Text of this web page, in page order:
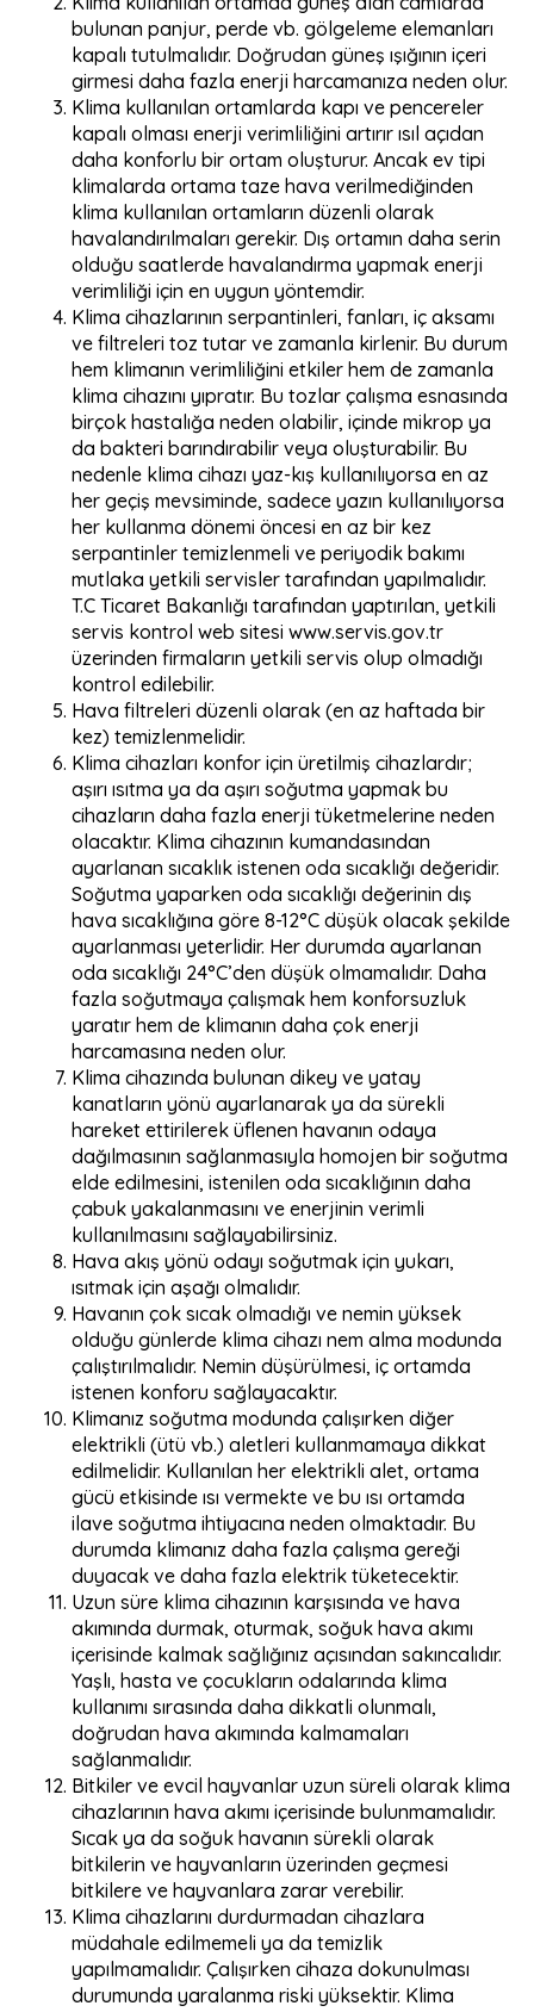
bulunan panjur, perde vb. gölgeleme elemanları
kapalı tutulmalıdır. Doğrudan güneş ışığının içeri
girmesi daha fazla enerji harcamanıza neden olur.
Klima kullanılan ortamlarda kapı ve pencereler
kapalı olması enerji verimliliğini artırır ısıl açıdan
daha konforlu bir ortam oluşturur. Ancak ev tipi
klimalarda ortama taze hava verilmediğinden
klima kullanılan ortamların düzenli olarak
havalandırılmaları gerekir. Dış ortamın daha serin
olduğu saatlerde havalandırma yapmak enerji
verimliliği için en uygun yöntemdir.
Klima cihazlarının serpantinleri, fanları, iç aksamı
ve filtreleri toz tutar ve zamanla kirlenir. Bu durum
hem klimanın verimliliğini etkiler hem de zamanla
klima cihazını yıpratır. Bu tozlar çalışma esnasında
birçok hastalığa neden olabilir, içinde mikrop ya
da bakteri barındırabilir veya oluşturabilir. Bu
nedenle klima cihazı yaz-kış kullanılıyorsa en az
her geçiş mevsiminde, sadece yazın kullanılıyorsa
her kullanma dönemi öncesi en az bir kez
serpantinler temizlenmeli ve periyodik bakımı
mutlaka yetkili servisler tarafından yapılmalıdır.
T.C Ticaret Bakanlığı tarafından yaptırılan, yetkili
servis kontrol web sitesi www.servis.gov.tr
üzerinden firmaların yetkili servis olup olmadığı
kontrol edilebilir.
Hava filtreleri düzenli olarak (en az haftada bir
kez) temizlenmelidir.
Klima cihazları konfor için üretilmiş cihazlardır;
aşırı ısıtma ya da aşırı soğutma yapmak bu
cihazların daha fazla enerji tüketmelerine neden
olacaktır. Klima cihazının kumandasından
ayarlanan sıcaklık istenen oda sıcaklığı değeridir.
Soğutma yaparken oda sıcaklığı değerinin dış
hava sıcaklığına göre 8-12°C düşük olacak şekilde
ayarlanması yeterlidir. Her durumda ayarlanan
oda sıcaklığı 24°C’den düşük olmamalıdır. Daha
fazla soğutmaya çalışmak hem konforsuzluk
yaratır hem de klimanın daha çok enerji
harcamasına neden olur.
Klima cihazında bulunan dikey ve yatay
kanatların yönü ayarlanarak ya da sürekli
hareket ettirilerek üflenen havanın odaya
dağılmasının sağlanmasıyla homojen bir soğutma
elde edilmesini, istenilen oda sıcaklığının daha
çabuk yakalanmasını ve enerjinin verimli
kullanılmasını sağlayabilirsiniz.
Hava akış yönü odayı soğutmak için yukarı,
ısıtmak için aşağı olmalıdır.
Havanın çok sıcak olmadığı ve nemin yüksek
olduğu günlerde klima cihazı nem alma modunda
çalıştırılmalıdır. Nemin düşürülmesi, iç ortamda
istenen konforu sağlayacaktır.
Klimanız soğutma modunda çalışırken diğer
elektrikli (ütü vb.) aletleri kullanmamaya dikkat
edilmelidir. Kullanılan her elektrikli alet, ortama
gücü etkisinde ısı vermekte ve bu ısı ortamda
ilave soğutma ihtiyacına neden olmaktadır. Bu
durumda klimanız daha fazla çalışma gereği
duyacak ve daha fazla elektrik tüketecektir.
Uzun süre klima cihazının karşısında ve hava
akımında durmak, oturmak, soğuk hava akımı
içerisinde kalmak sağlığınız açısından sakıncalıdır.
Yaşlı, hasta ve çocukların odalarında klima
kullanımı sırasında daha dikkatli olunmalı,
doğrudan hava akımında kalmamaları
sağlanmalıdır.
Bitkiler ve evcil hayvanlar uzun süreli olarak klima
cihazlarının hava akımı içerisinde bulunmamalıdır.
Sıcak ya da soğuk havanın sürekli olarak
bitkilerin ve hayvanların üzerinden geçmesi
bitkilere ve hayvanlara zarar verebilir.
Klima cihazlarını durdurmadan cihazlara
müdahale edilmemeli ya da temizlik
yapılmamalıdır. Çalışırken cihaza dokunulması
durumunda yaralanma riski yüksektir. Klima